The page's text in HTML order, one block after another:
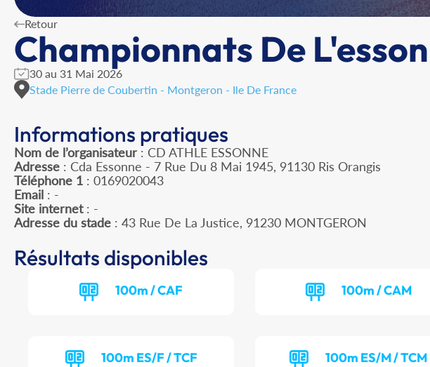
Retour
Championnats De
30 au 31 Mai 2026
Stade Pierre de Coubertin - Montgeron - Ile De France
Informations pratiques
Nom de l’organisateur : CD ATHLE ESSONNE
Adresse : Cda Essonne - 7 Rue Du 8 Mai 1945, 91130 Ris Orangis
Téléphone 1 : 0169020043
Email : -
Site internet: -
Adresse du stade : 43 Rue De La Justice, 91230 MONTGERON
Résultats disponibles
100m / CAF 100m / CAM
100m ES/F / TCF 100m ES/M / TCM